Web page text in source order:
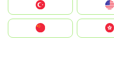
United States
中國香港特別行政區